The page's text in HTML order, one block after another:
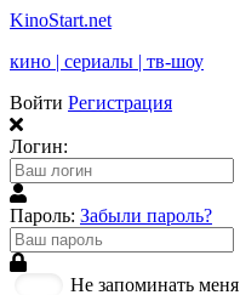
KinoStart.net
кино | сериалы | тв-шоу
Войти Регистрация
Логин:
Пароль: Забыли пароль?
Не запоминать меня